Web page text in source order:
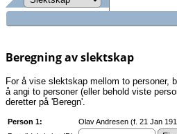
Beregning av slektskap
For å vise slektskap mellom to personer,
å angi to personer (eller behold viste
deretter på 'Beregn'.
Person 1:
Olav Andresen (f. 21 Jan